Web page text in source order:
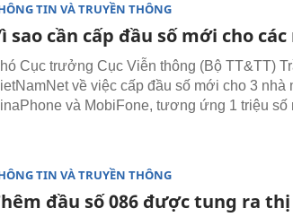
TIN VÀ TRUYỀN THÔNG
sao cần cấp đầu số mới cho
Cục trưởng Cục Viễn thông (Bộ TT&TT)
về việc cấp đầu số mới cho 3 nhà
và MobiFone, tương ứng 1 triệu số
TIN VÀ TRUYỀN THÔNG
đầu số 086 được tung ra